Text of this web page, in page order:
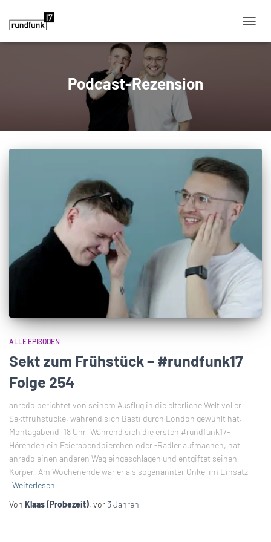
Podcast-Rezension
ALLE EPISODEN
Sekt zum Frühstück – #rundfunk17
Folge 254
anredo berichtet von seinem Ausflug in die elterliche Welt voller
Sektfrühstücke, während sich Basti durch London gewühlt hat.
Montagabend, 18 Uhr. Während sich die ersten #rundfunk17-
Hörenden ein Feierabendbierchen oder -Radler aufmachen, hat
anredo einen anderen Weg eingeschlagen und entgiftet seinen
Körper. Am Wochenende war er als sogenannter Onkel im Einsatz
Weiterlesen
Von Klaas (Probezeit), vor3 Jahren